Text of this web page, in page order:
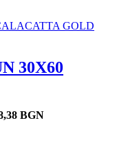
30X60
BGN